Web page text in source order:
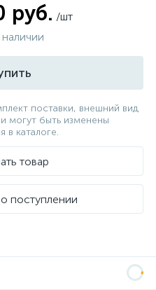
руб. /шт
поставки, внешний вид
могут быть изменены
в каталоге.
товар
поступлении